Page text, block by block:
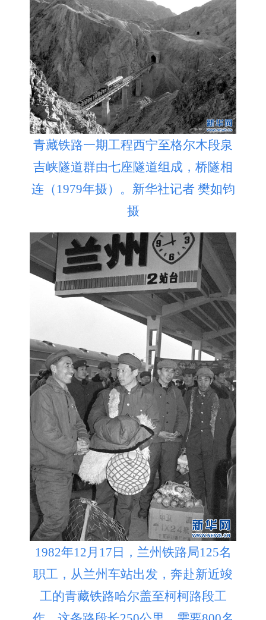
青藏铁路一期工程西宁至格尔木段泉
吉峡隧道群由七座隧道组成，桥隧相
连（1979年摄）。新华社记者 樊如钧
摄
1982年12月17日，兰州铁路局125名
职工，从兰州车站出发，奔赴新近竣
工的青藏铁路哈尔盖至柯柯路段工